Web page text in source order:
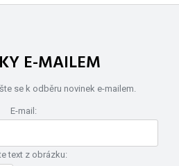
E-MAILEM
se k odběru novinek e-mailem.
E-mail:
text z obrázku: